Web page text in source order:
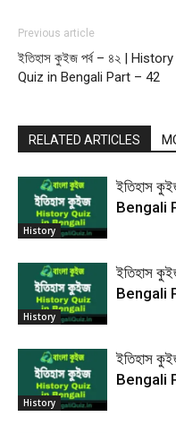
Previous article
ইতিহাস কুইজ পর্ব – ৪২ | History
Quiz in Bengali Part – 42
RELATED ARTICLES
History
ইতিহাস
Bengali
History
ইতিহাস
Bengali
History
ইতিহাস
Bengali